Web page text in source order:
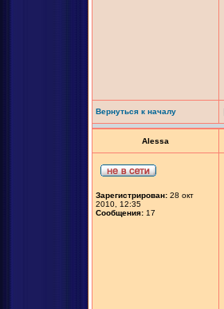
Вернуться к началу
Alessa
Зарегистрирован: 28 окт
2010, 12:35
Сообщения: 17